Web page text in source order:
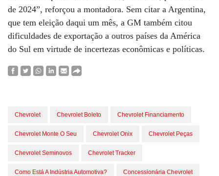
de 2024”, reforçou a montadora. Sem citar a Argentina,
que tem eleição daqui um mês, a GM também citou
dificuldades de exportação a outros países da América
do Sul em virtude de incertezas econômicas e políticas.
Chevrolet Chevrolet Boleto Chevrolet Financiamento
Chevrolet Monte O Seu Chevrolet Onix Chevrolet Peças
Chevrolet Seminovos Chevrolet Tracker
Como Está A Indústria Automotiva? Concessionária Chevrolet